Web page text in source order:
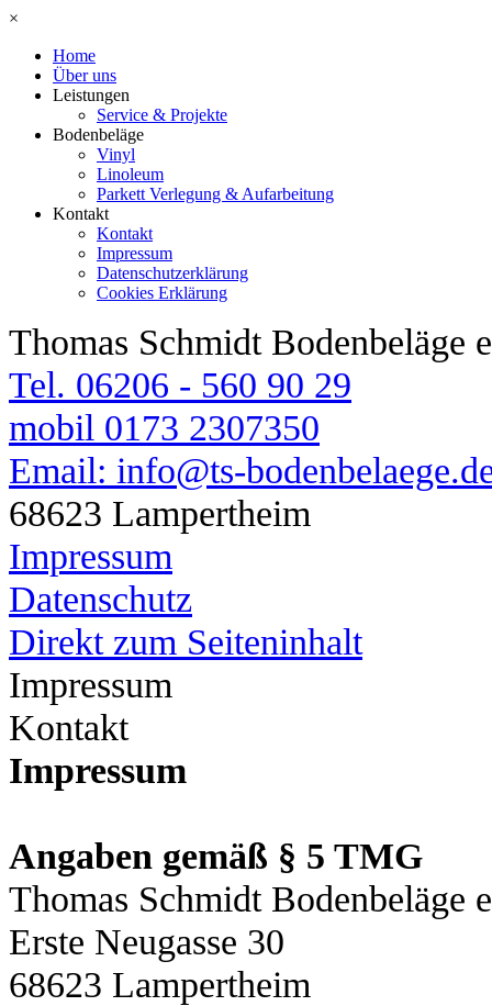
×
Home
Über uns
Leistungen
Service & Projekte
Bodenbeläge
Vinyl
Linoleum
Parkett Verlegung & Aufarbeitung
Kontakt
Kontakt
Impressum
Datenschutzerklärung
Cookies Erklärung
Thomas Schmidt Bodenbeläge
Tel. 06206 - 560 90 29
mobil 0173 2307350
Email: info@ts-
68623 Lampertheim
Impressum
Datenschutz
Direkt zum Seiteninhalt
Impressum
Kontakt
Impressum
Angaben gemäß § 5 TMG
Thomas Schmidt Bodenbeläge
Erste Neugasse 30
68623 Lampertheim